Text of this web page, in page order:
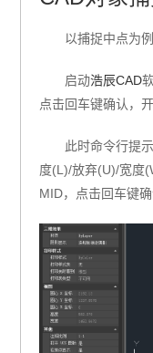
以捕捉中点为例
启动浩辰CAD
点击回车键确认，
此时命令行提
度(L)/放弃(U)/宽度
MID，点击回车键确